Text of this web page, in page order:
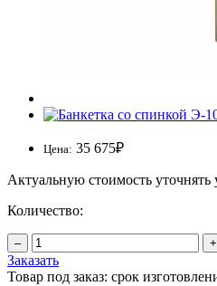
Цена: 35 675₽
Актуальную стоимость уточнять
Количество:
– +
Заказать
Товар под заказ: срок